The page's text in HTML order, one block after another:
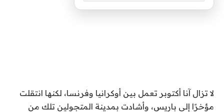
لا تزال آنا أكتوبر تعمل بين أوكرانيا وفرنسا، لكنها انتقلت
مؤخرًا إلى باريس، وأشادت بمدينة المتجولين تلك من